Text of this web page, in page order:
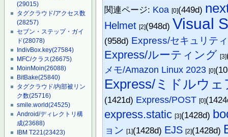
(29015)
タグクラウド/アクセス数
(28257)
セブン・ステップ・ガイ
ド(28078)
IndivBox.key(27584)
MFC/クラス(26675)
MoinMoin(26088)
BitBake(25840)
タグクラウド/内部被リン
ク数(25716)
smile.world(24525)
Android/ディレクトリ構
成(23688)
IBM T221(23423)
関連ページ: Koa [0](449d)
Helmet [2](948d) Visual
(958d) Express/セキュリティ
Express/ルーティング [3]
メモ/Amazon Linux 2023 [0]
Express/ミドルウェ
(1421d) Express/POST [0]
express.static [3](1428d)
ョン [1](1428d) EJS [2](1428d)